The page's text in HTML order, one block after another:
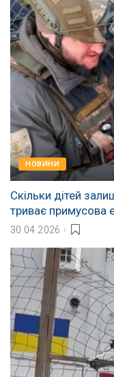
НОВИНИ
Скільки дітей
триває примусова
30.04.2026